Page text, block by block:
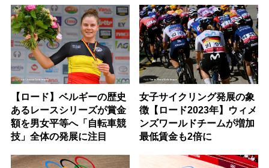
【ロード】ベルギーの歴史
あるレースシリーズが賞金
額を男女平等へ「自転車競
技」全体の発展に注目
女子サイクリング発展の象
徴【ロード2023年】ウィメ
ンズワールドチームが増加
最低賃金も2倍に